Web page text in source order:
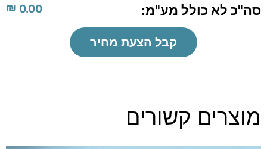
סה"כ לא כולל מע"מ: ₪ 0.00
קבל הצעת מחיר
מוצרים קשורים